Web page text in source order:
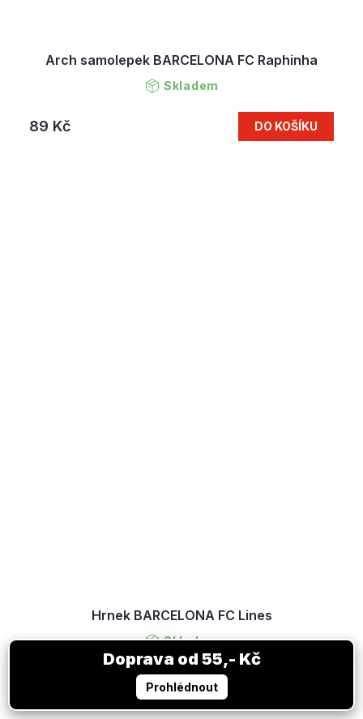
Arch samolepek BARCELONA FC Raphinha
Skladem
89 Kč DO KOŠÍKU
Hrnek BARCELONA FC Lines
Skladem